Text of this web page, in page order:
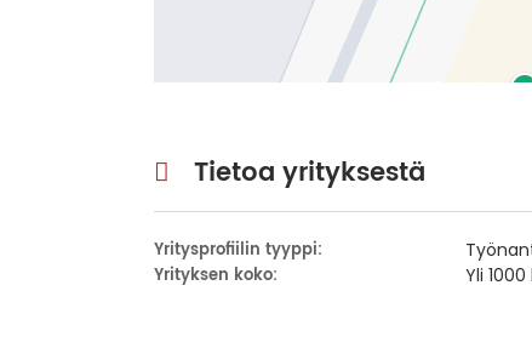
Tietoa yrityksestä
Yritysprofiilin tyyppi:
Yrityksen koko: Yli